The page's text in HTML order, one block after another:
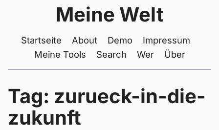
Meine Welt
Startseite About Demo
Impressum
Meine Tools
Search Wer Über
Tag: zurueck-in-die-
zukunft